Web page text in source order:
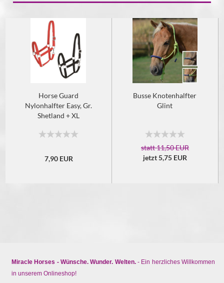
Horse Guard
Nylonhalfter Easy, Gr.
Shetland + XL
7,90 EUR
Busse Knotenhalfter
Glint
statt 11,50 EUR
jetzt 5,75 EUR
Miracle Horses - Wünsche. Wunder. Welten.- Ein herzliches Willkommen
in unserem Onlineshop!